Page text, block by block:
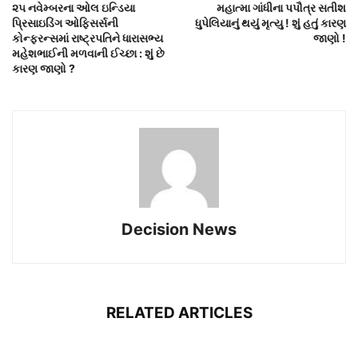
૨૫ નવેમ્બરના ઓલ ઇન્ડિયા
પ્રિસાઇડિંગ ઓફિસર્સની
કોન્ફરન્સમાં રાષ્ટ્રપતિને ધારાસભ્ય
મહેશભાઈની મળવાની ઈચ્છા : શું છે
કારણ જાણો ?
મહાત્મા ગાંધીના પપૌત્ર સતીશ
ધુપેલિયાનું થયું મૃત્યુ ! શું હતું કારણ
જાણો !
Decision News
RELATED ARTICLES